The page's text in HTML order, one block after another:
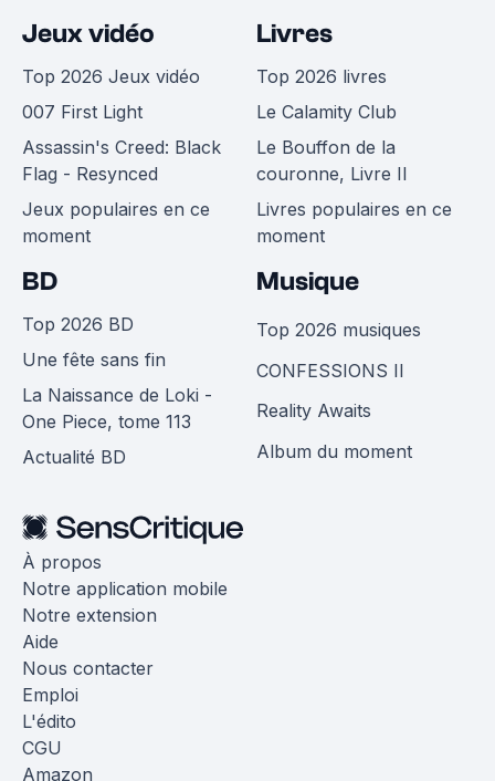
Jeux vidéo
Top 2026 Jeux vidéo
007 First Light
Assassin's Creed: Black
Flag - Resynced
Jeux populaires en ce
moment
Livres
Top 2026 livres
Le Calamity Club
Le Bouffon de la
couronne, Livre II
Livres populaires en ce
moment
BD
Top 2026 BD
Une fête sans fin
La Naissance de Loki -
One Piece, tome 113
Actualité BD
Musique
Top 2026 musiques
CONFESSIONS II
Reality Awaits
Album du moment
À propos
Notre application mobile
Notre extension
Aide
Nous contacter
Emploi
L'édito
CGU
Amazon